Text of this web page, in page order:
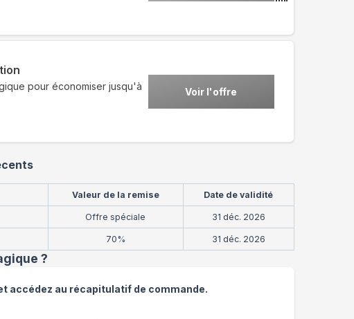
pour économiser jusqu'à
Voir l'offre
Valeur de la remise Date de validité
Offre spéciale 31 déc. 2026
70% 31 déc. 2026
?
accédez au récapitulatif de commande.